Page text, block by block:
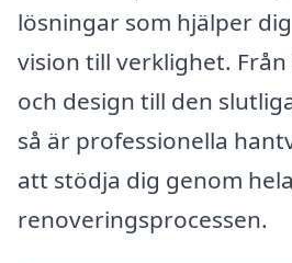
lösningar som hjälper
vision till verklighet.
och design till den
så är professionella
att stödja dig genom hela
renoveringsprocessen.